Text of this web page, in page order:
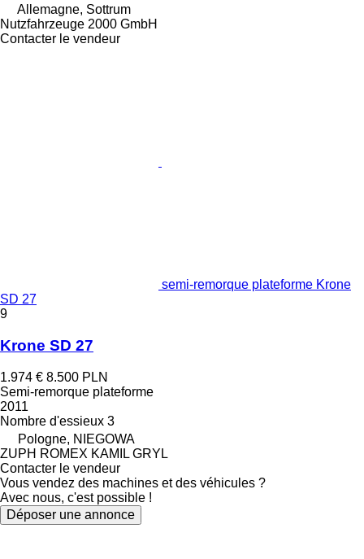
Allemagne, Sottrum
Nutzfahrzeuge 2000 GmbH
Contacter le vendeur
semi-remorque plateforme Krone
SD 27
9
Krone SD 27
1.974 € 8.500 PLN
Semi-remorque plateforme
2011
Nombre d'essieux 3
Pologne, NIEGOWA
ZUPH ROMEX KAMIL GRYL
Contacter le vendeur
Vous vendez des machines et des véhicules ?
Avec nous, c'est possible !
Déposer une annonce